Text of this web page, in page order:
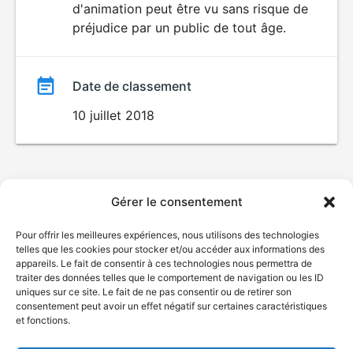
Gérer le consentement
Pour offrir les meilleures expériences, nous utilisons des technologies
telles que les cookies pour stocker et/ou accéder aux informations des
appareils. Le fait de consentir à ces technologies nous permettra de
traiter des données telles que le comportement de navigation ou les ID
uniques sur ce site. Le fait de ne pas consentir ou de retirer son
consentement peut avoir un effet négatif sur certaines caractéristiques
et fonctions.
d'animation peut être vu sans risque de
préjudice par un public de tout âge.
Date de classement
10 juillet 2018